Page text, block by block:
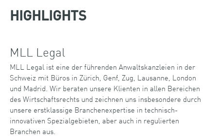
HIGHLIGHTS
MLL Legal
MLL Legal ist eine der führenden Anwaltskanzleien in der
Schweiz mit Büros in Zürich, Genf, Zug, Lausanne, London
und Madrid. Wir beraten unsere Klienten in allen Bereichen
des Wirtschaftsrechts und zeichnen uns insbesondere durch
unsere erstklassige Branchenexpertise in technisch-
innovativen Spezialgebieten, aber auch in regulierten
Branchen aus.